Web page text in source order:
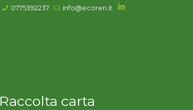
0775392237 info@ecoren.it
Raccolta carta